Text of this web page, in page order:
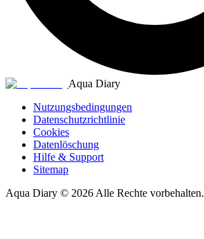
Aqua Diary
Nutzungsbedingungen
Datenschutzrichtlinie
Cookies
Datenlöschung
Hilfe & Support
Sitemap
Aqua Diary © 2026 Alle Rechte vorbehalten.